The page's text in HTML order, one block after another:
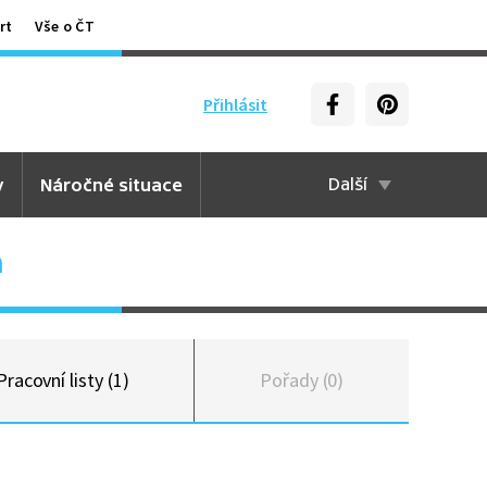
Vše o ČT
Přihlásit
Náročné situace Další
listy (1) Pořady (0)